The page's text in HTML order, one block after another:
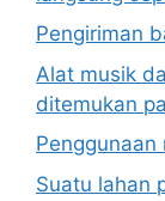
Pengiriman
Alat musik
ditemukan
Penggunaan
Suatu lahan